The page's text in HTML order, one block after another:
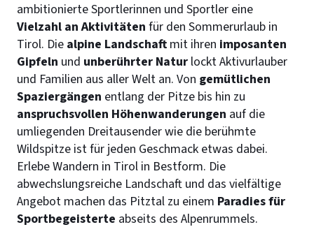
ambitionierte Sportlerinnen und Sportler eine
Vielzahl an Aktivitäten für den Sommerurlaub in
Tirol. Die alpine Landschaft mit ihren imposanten
Gipfeln und unberührter Natur lockt Aktivurlauber
und Familien aus aller Welt an. Von gemütlichen
Spaziergängen entlang der Pitze bis hin zu
anspruchsvollen Höhenwanderungen auf die
umliegenden Dreitausender wie die berühmte
Wildspitze ist für jeden Geschmack etwas dabei.
Erlebe Wandern in Tirol in Bestform. Die
abwechslungsreiche Landschaft und das vielfältige
Angebot machen das Pitztal zu einem Paradies für
Sportbegeisterte abseits des Alpenrummels.